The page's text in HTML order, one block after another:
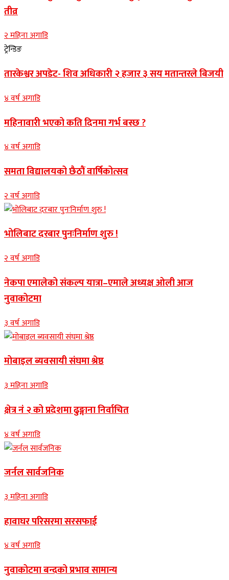
तीव्र
२ महिना अगाडि
ट्रेन्डिङ
तारकेश्वर अपडेट- शिव अधिकारी २ हजार ३ सय मतान्तरले बिजयी
४ वर्ष अगाडि
महिनावारी भएको कति दिनमा गर्भ बस्छ ?
४ वर्ष अगाडि
समता विद्यालयको छैठौं वार्षिकोत्सव
२ वर्ष अगाडि
भोलिबाट दरबार पुनःनिर्माण शुरु !
२ वर्ष अगाडि
नेकपा एमालेको संकल्प यात्रा–एमाले अध्यक्ष ओली आज
नुवाकोटमा
३ वर्ष अगाडि
मोबाइल ब्यवसायी संघमा श्रेष्ठ
३ महिना अगाडि
क्षेत्र नं २ को प्रदेशमा ढुङ्गाना निर्वाचित
४ वर्ष अगाडि
जर्नल सार्वजनिक
३ महिना अगाडि
हावाघर परिसरमा सरसफाई
४ वर्ष अगाडि
नुवाकोटमा बन्दको प्रभाव सामान्य